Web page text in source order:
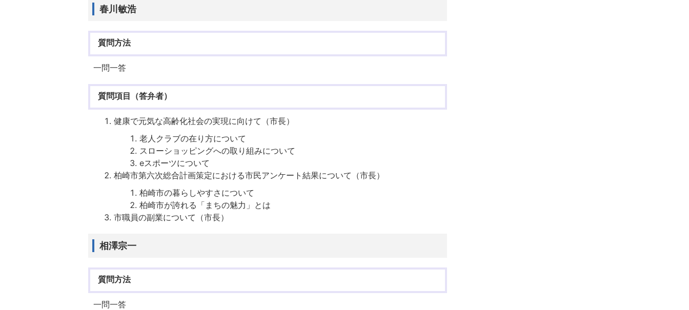
春川敏浩
質問方法
一問一答
質問項目（答弁者）
健康で元気な高齢化社会の実現に向けて（市長）
老人クラブの在り方について
スローショッピングへの取り組みについて
eスポーツについて
柏崎市第六次総合計画策定における市民アンケート結果について（市長）
柏崎市の暮らしやすさについて
柏崎市が誇れる「まちの魅力」とは
市職員の副業について（市長）
相澤宗一
質問方法
一問一答